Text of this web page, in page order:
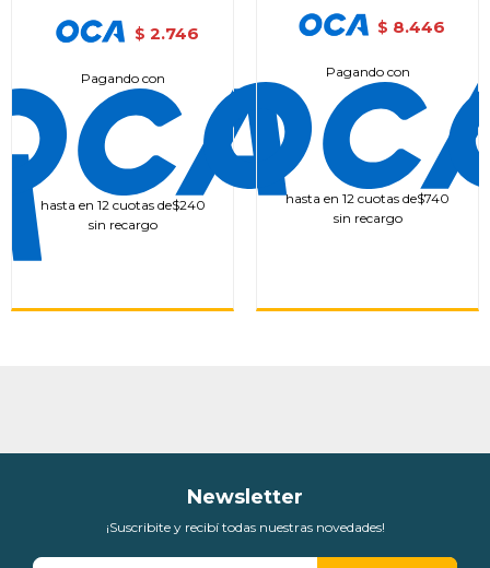
$ 2.746
Pagando con
hasta en 12 cuotas de$240
sin recargo
$ 8.446
Pagando con
hasta en 12 cuotas de$740
sin recargo
Newsletter
¡Suscribite y recibí todas nuestras novedades!